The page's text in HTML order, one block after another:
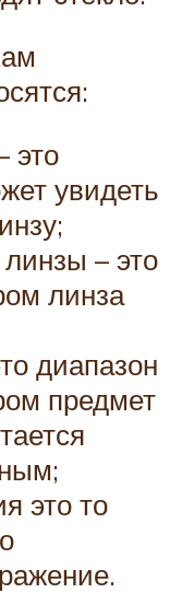
это
увидеть
– это
линза
диапазон
предмет
это то